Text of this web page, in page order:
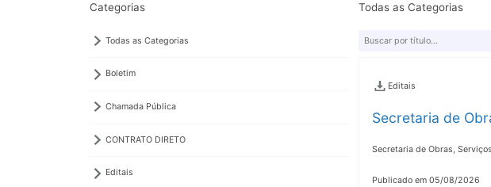
Categorias
Todas as Categorias
Boletim
Chamada Pública
CONTRATO DIRETO
Editais
Todas as Categorias
Editais
Secretaria de
Secretaria de Obras,
Publicado em 05/08/2026